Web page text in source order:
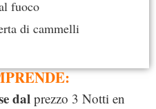
fuoco
di cammelli
dalprezzo 3 Notti en